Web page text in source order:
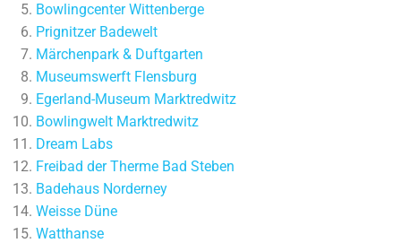
Bowlingcenter Wittenberge
Prignitzer Badewelt
Märchenpark & Duftgarten
Museumswerft Flensburg
Egerland-Museum Marktredwitz
Bowlingwelt Marktredwitz
Dream Labs
Freibad der Therme Bad Steben
Badehaus Norderney
Weisse Düne
Watthanse